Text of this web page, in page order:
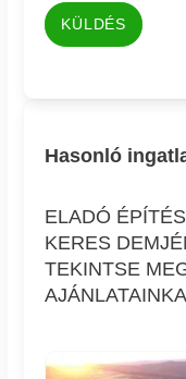
KÜLDÉS
Hasonló
ELADÓ
KERES
TEKINTSE